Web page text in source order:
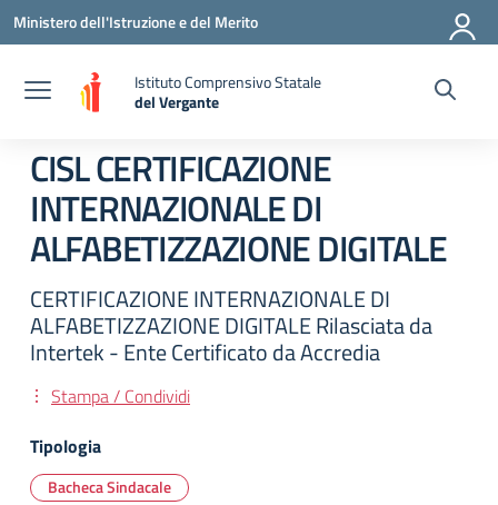
Vai ai contenuti
Vai al menu di navigazione
Vai al footer
Ministero dell'Istruzione e del Merito
Istituto Comprensivo Statale
del Vergante
— Visita la pagina iniziale della scuola
CISL CERTIFICAZIONE
INTERNAZIONALE DI
ALFABETIZZAZIONE DIGITALE
CERTIFICAZIONE INTERNAZIONALE DI
ALFABETIZZAZIONE DIGITALE Rilasciata da
Intertek - Ente Certificato da Accredia
Stampa / Condividi
Tipologia
Bacheca Sindacale